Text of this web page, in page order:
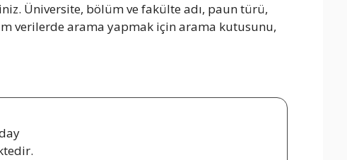
Üniversite, bölüm ve fakülte adı, paun türü,
verilerde arama yapmak için arama kutusunu,